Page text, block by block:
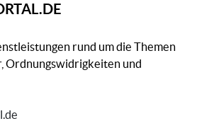
rund um die Themen
Ordnungswidrigkeiten und